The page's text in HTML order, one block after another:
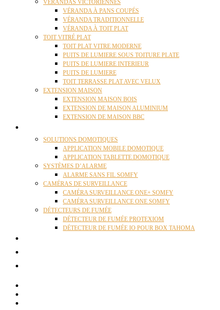
VÉRANDAS VICTORIENNES
VÉRANDA À PANS COUPÉS
VÉRANDA TRADITIONNELLE
VÉRANDA À TOIT PLAT
TOIT VITRÉ PLAT
TOIT PLAT VITRE MODERNE
PUITS DE LUMIERE SOUS TOITURE PLATE
PUITS DE LUMIERE INTERIEUR
PUITS DE LUMIERE
TOIT TERRASSE PLAT AVEC VELUX
EXTENSION MAISON
EXTENSION MAISON BOIS
EXTENSION DE MAISON ALUMINIUM
EXTENSION DE MAISON BBC
SOLUTIONS DOMOTIQUES
APPLICATION MOBILE DOMOTIQUE
APPLICATION TABLETTE DOMOTIQUE
SYSTÈMES D’ALARME
ALARME SANS FIL SOMFY
CAMÉRAS DE SURVEILLANCE
CAMÉRA SURVEILLANCE ONE+ SOMFY
CAMÉRA SURVEILLANCE ONE SOMFY
DÉTECTEURS DE FUMÉE
DÉTECTEUR DE FUMÉE PROTEXIOM
DÉTECTEUR DE FUMÉE IO POUR BOX TAHOMA